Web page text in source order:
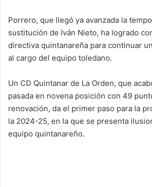
Porrero, que llegó ya avanzada la
sustitución de Iván Nieto, ha logrado
directiva quintanareña para continuar
al cargo del equipo toledano.
Un CD Quintanar de La Orden, que
pasada en novena posición con 49
renovación, da el primer paso para la
la 2024-25, en la que se presenta
equipo quintanareño.